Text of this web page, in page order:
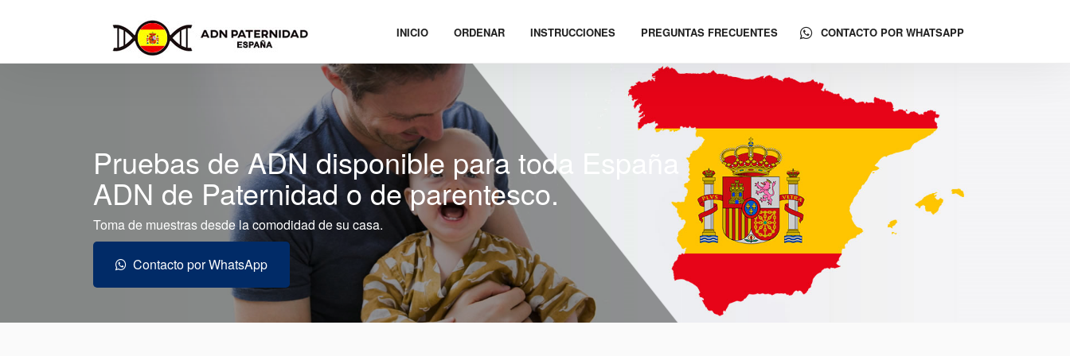
INICIO ORDENAR INSTRUCCIONES PREGUNTAS FRECUENTES CONTACTO POR WHATSAPP
Pruebas de ADN disponible para toda España
ADN de Paternidad o de parentesco.
Toma de muestras desde la comodidad de su casa.
Contacto por WhatsApp